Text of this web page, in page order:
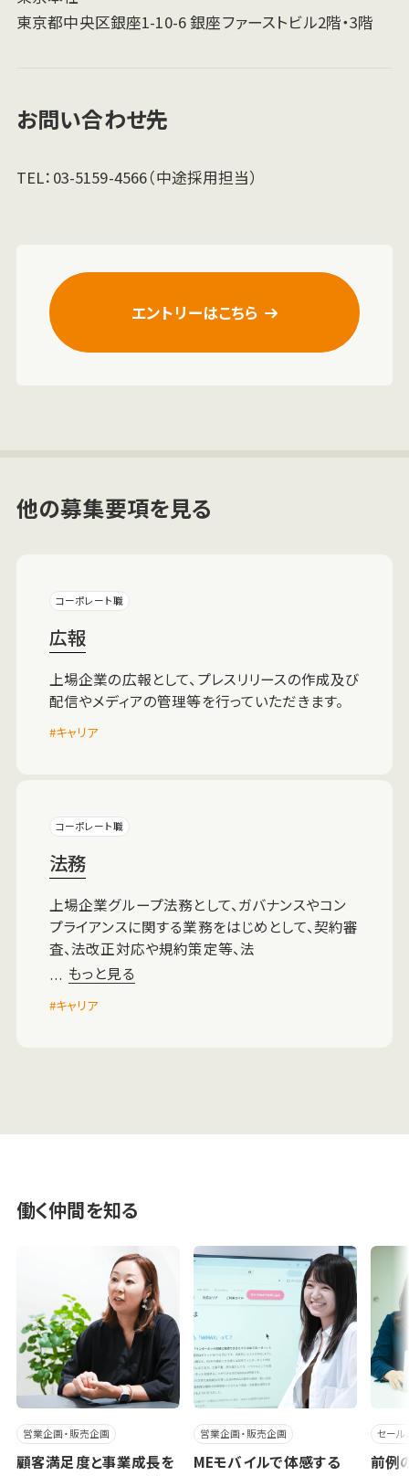
東京都中央区銀座1-10-6 銀座ファーストビル2階・3階
お問い合わせ先
TEL：03-5159-4566（中途採用担当）
エントリーはこちら
他の募集要項を見る
コーポレート職
広報
上場企業の広報として、プレスリリースの作成及び
配信やメディアの管理等を行っていただきます。
キャリア
コーポレート職
法務
上場企業グループ法務として、ガバナンスやコン
プライアンスに関する業務をはじめとして、契約審
査、法改正対応や規約策定等、法
… もっと見る
キャリア
働く仲間を知る
営業企画・販売企画
顧客満足度と事業成長を
営業企画・販売企画
MEモバイルで体感する
セール
前例